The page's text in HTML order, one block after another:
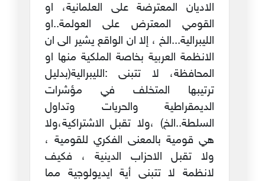
الاديان المعترضة على العلمانية، او
القومي المعترض على العولمة..او
الليبرالية...الخ ، إلا ان الواقع يشير الى ان
الانظمة العربية بخاصة الملكية منها او
المحافظة، لا تتبنى :الليبرالية(بدليل
ترتيبها المتخلف في مؤشرات
الديمقراطية والحريات وتداول
السلطة..الخ) ،ولا تقبل الاشتراكية،ولا
هي قومية بالمعنى الفكري للقومية ،
ولا تقبل الاحزاب الدينية ، فكيف
لانظمة لا تتبنى أية ايديولوجية مما